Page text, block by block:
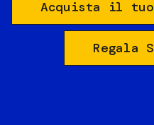
Acquista il
Regala